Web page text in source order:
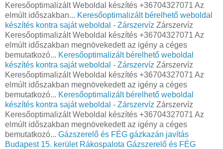
Keresőoptimalizált Weboldal készítés +36704327071 Az
elmúlt időszakban... Keresőoptimalizált bérelhető weboldal
készítés kontra saját weboldal - Zárszervíz Zárszervíz
Keresőoptimalizált Weboldal készítés +36704327071 Az
elmúlt időszakban megnövekedett az igény a céges
bemutatkozó... Keresőoptimalizált bérelhető weboldal
készítés kontra saját weboldal - Zárszervíz Zárszervíz
Keresőoptimalizált Weboldal készítés +36704327071 Az
elmúlt időszakban megnövekedett az igény a céges
bemutatkozó... Keresőoptimalizált bérelhető weboldal
készítés kontra saját weboldal - Zárszervíz Zárszervíz
Keresőoptimalizált Weboldal készítés +36704327071 Az
elmúlt időszakban megnövekedett az igény a céges
bemutatkozó... Gázszerelő és FÉG gázkazán javítás
Budapest 15. kerület Rákospalota Gázszerelő és FÉG